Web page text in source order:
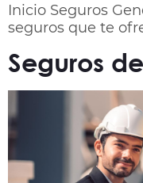
Inicio Seguros
seguros que te
Seguros